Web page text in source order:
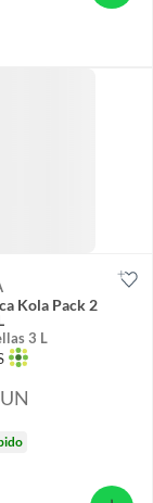
Kola Pack 2
3 L
UN